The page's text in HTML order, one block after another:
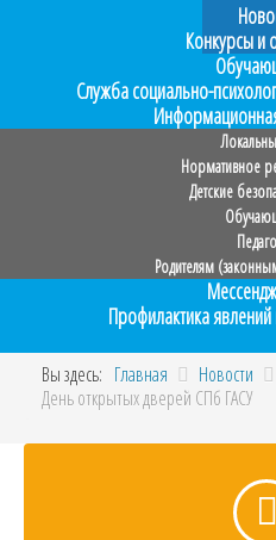
Конкурсы и
Служба социально-
Нормативное
Детские
Родителям
Профилактика
Вы здесь: Главная
Новости
День открытых дверей СПб ГАСУ